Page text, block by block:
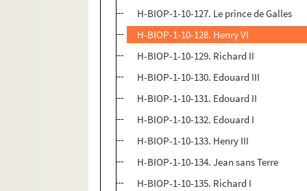
H-BIOP-1-10-127. Le prince de Galles
H-BIOP-1-10-128. Henry VI
H-BIOP-1-10-129. Richard II
H-BIOP-1-10-130. Edouard III
H-BIOP-1-10-131. Edouard II
H-BIOP-1-10-132. Edouard I
H-BIOP-1-10-133. Henry III
H-BIOP-1-10-134. Jean sans Terre
H-BIOP-1-10-135. Richard I